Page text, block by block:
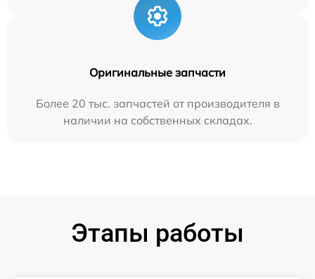
Оригинальные запчасти
Более 20 тыс. запчастей от производителя в
наличии на собственных складах.
Этапы работы